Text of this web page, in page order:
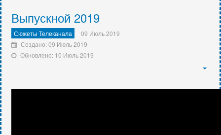
Выпускной 2019
Сюжеты Телеканала
09 Июль 2019
Создано: 09 Июль 2019
Обновлено: 10 Июль 2019